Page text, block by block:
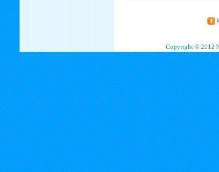
Copyright © 2012